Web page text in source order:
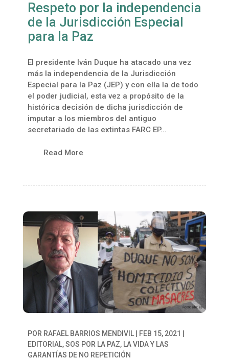
Respeto por la independencia
de la Jurisdicción Especial
para la Paz
El presidente Iván Duque ha atacado una vez
más la independencia de la Jurisdicción
Especial para la Paz (JEP) y con ella la de todo
el poder judicial, esta vez a propósito de la
histórica decisión de dicha jurisdicción de
imputar a los miembros del antiguo
secretariado de las extintas FARC EP...
Read More
POR RAFAEL BARRIOS MENDIVIL| FEB 15, 2021
EDITORIAL,SOS POR LA PAZ, LA VIDA Y LAS
GARANTÍAS DE NO REPETICIÓN